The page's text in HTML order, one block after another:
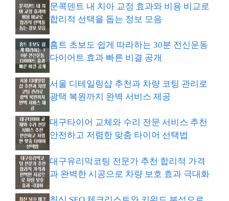
문콕덴트 내 치아 교정 효과와 비용 비교로
합리적 선택을 돕는 정보 모음
홈트 초보도 쉽게 따라하는 30분 전신운동
다이어트 효과 빠른 비결 공개
서울 디테일링샵 추천과 차량 코팅 관리로
광택 복원까지 완벽 서비스 제공
대구타이어 교체와 수리 전문 서비스 추천
안전하고 저렴한 맞춤 타이어 선택법
대구유리막코팅 전문가 추천 합리적 가격
과 완벽한 시공으로 차량 보호 효과 극대화